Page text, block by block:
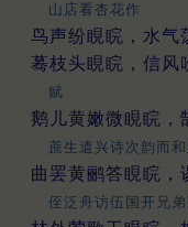
山店看杏花作
鸟声纷睍睆，水气
蓦枝头睍睆，信风
赋
鹅儿黄嫩微睍睆，
蔗生遣兴诗次韵而
曲罢黄鹂答睍睆，
侄泛舟访伍国开兄